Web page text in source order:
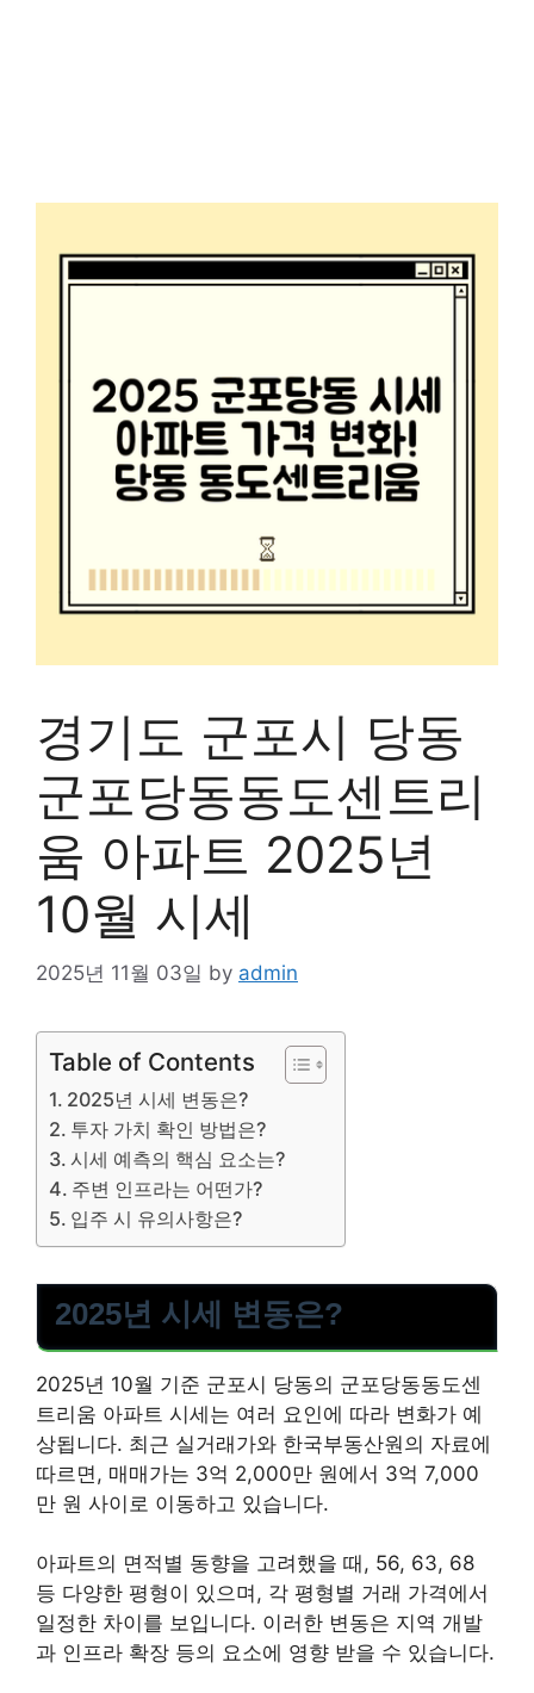
경기도 군포시 당동
군포당동동도센트리
움 아파트 2025년
10월 시세
2025년 11월 03일 by admin
Table of Contents
2025년 시세 변동은?
투자 가치 확인 방법은?
시세 예측의 핵심 요소는?
주변 인프라는 어떤가?
입주 시 유의사항은?
2025년 시세 변동은?
2025년 10월 기준 군포시 당동의 군포당동동도센
트리움 아파트 시세는 여러 요인에 따라 변화가 예
상됩니다. 최근 실거래가와 한국부동산원의 자료에
따르면, 매매가는 3억 2,000만 원에서 3억 7,000
만 원 사이로 이동하고 있습니다.
아파트의 면적별 동향을 고려했을 때, 56, 63, 68
등 다양한 평형이 있으며, 각 평형별 거래 가격에서
일정한 차이를 보입니다. 이러한 변동은 지역 개발
과 인프라 확장 등의 요소에 영향 받을 수 있습니다.